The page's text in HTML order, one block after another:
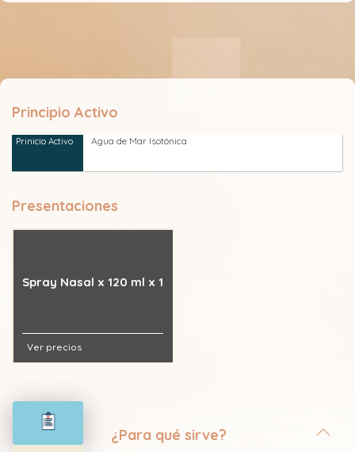
Principio Activo
Agua de Mar Isotónica
Presentaciones
Spray Nasal x 120 ml x 1
Ver precios
¿Para qué sirve?